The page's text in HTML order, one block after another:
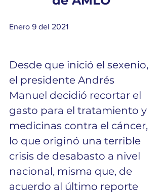
Enero 9 del 2021
Desde que inició el sexenio,
el presidente Andrés
Manuel decidió recortar el
gasto para el tratamiento y
medicinas contra el cáncer,
lo que originó una terrible
crisis de desabasto a nivel
nacional, misma que, de
acuerdo al último reporte